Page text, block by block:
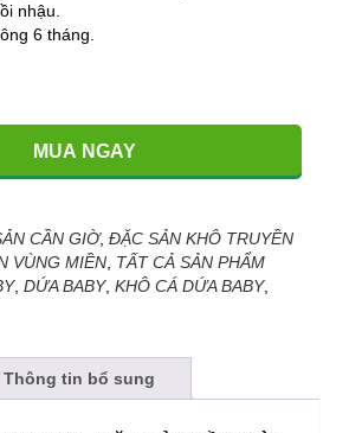
nhậu.
6 tháng.
MUA NGAY
CẦN GIỜ, ĐẶC SẢN KHÔ TRUYỀN
VÙNG MIỀN TẤT CẢ SẢN PHẨM
, DỨA BABY, KHÔ CÁ DỨA BABY,
Thông tin bổ sung